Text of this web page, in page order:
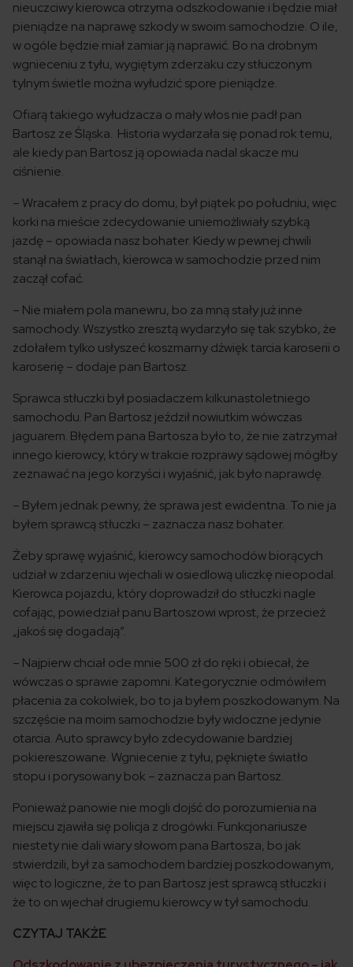
nieuczciwy kierowca otrzyma odszkodowanie i będzie miał
pieniądze na naprawę szkody w swoim samochodzie. O ile,
w ogóle będzie miał zamiar ją naprawić. Bo na drobnym
wgnieceniu z tyłu, wygiętym zderzaku czy stłuczonym
tylnym świetle można wyłudzić spore pieniądze.
Ofiarą takiego wyłudzacza o mały włos nie padł pan
Bartosz ze Śląska. Historia wydarzała się ponad rok temu,
ale kiedy pan Bartosz ją opowiada nadal skacze mu
ciśnienie.
– Wracałem z pracy do domu, był piątek po południu, więc
korki na mieście zdecydowanie uniemożliwiały szybką
jazdę – opowiada nasz bohater. Kiedy w pewnej chwili
stanął na światłach, kierowca w samochodzie przed nim
zaczął cofać.
– Nie miałem pola manewru, bo za mną stały już inne
samochody. Wszystko zresztą wydarzyło się tak szybko, że
zdołałem tylko usłyszeć koszmarny dźwięk tarcia karoserii o
karoserię – dodaje pan Bartosz.
Sprawca stłuczki był posiadaczem kilkunastoletniego
samochodu. Pan Bartosz jeździł nowiutkim wówczas
jaguarem. Błędem pana Bartosza było to, że nie zatrzymał
innego kierowcy, który w trakcie rozprawy sądowej mógłby
zeznawać na jego korzyści i wyjaśnić, jak było naprawdę.
– Byłem jednak pewny, że sprawa jest ewidentna. To nie ja
byłem sprawcą stłuczki – zaznacza nasz bohater.
Żeby sprawę wyjaśnić, kierowcy samochodów biorących
udział w zdarzeniu wjechali w osiedlową uliczkę nieopodal.
Kierowca pojazdu, który doprowadził do stłuczki nagle
cofając, powiedział panu Bartoszowi wprost, że przecież
„jakoś się dogadają”.
– Najpierw chciał ode mnie 500 zł do ręki i obiecał, że
wówczas o sprawie zapomni. Kategorycznie odmówiłem
płacenia za cokolwiek, bo to ja byłem poszkodowanym. Na
szczęście na moim samochodzie były widoczne jedynie
otarcia. Auto sprawcy było zdecydowanie bardziej
pokiereszowane. Wgniecenie z tyłu, pęknięte światło
stopu i porysowany bok – zaznacza pan Bartosz.
Ponieważ panowie nie mogli dojść do porozumienia na
miejscu zjawiła się policja z drogówki. Funkcjonariusze
niestety nie dali wiary słowom pana Bartosza, bo jak
stwierdzili, był za samochodem bardziej poszkodowanym,
więc to logiczne, że to pan Bartosz jest sprawcą stłuczki i
że to on wjechał drugiemu kierowcy w tył samochodu.
CZYTAJ TAKŻE